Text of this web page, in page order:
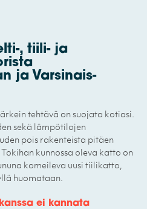
, tiili- ja
ja Varsinais-
tehtävä on suojata kotiasi.
sekä lämpötilojen
pois rakenteista pitäen
kunnossa oleva katto on
komeileva uusi tiilikatto,
huomataan.
ei kannata